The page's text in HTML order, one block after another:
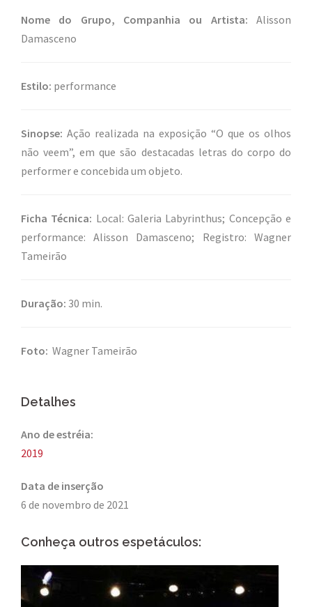
Nome do Grupo, Companhia ou Artista: Alisson
Damasceno
Estilo: performance
Sinopse: Ação realizada na exposição “O que os olhos
não veem”, em que são destacadas letras do corpo do
performer e concebida um objeto.
Ficha Técnica: Local: Galeria Labyrinthus; Concepção e
performance: Alisson Damasceno; Registro: Wagner
Tameirão
Duração: 30 min.
Foto: Wagner Tameirão
Detalhes
Ano de estréia:
2019
Data de inserção
6 de novembro de 2021
Conheça outros espetáculos: